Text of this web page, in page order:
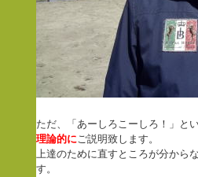
ただ、「あーしろこーしろ！」と
理論的にご説明致します。
上達のために直すところが分から
す。